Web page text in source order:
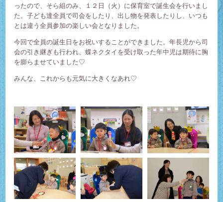
ったので、そら組のみ、１２日（火）に保育室で誕生会を行いまし
た。子ども達全員で司会をしたり、出し物を発表したりし、いつも
とは違う全員参加の楽しい会となりました。
今回で全員の誕生日をお祝いすることができました。年長児から司
会の引き継ぎも行われ、蝶ネクタイを受け取った年中児は期待に胸
を膨らませていました♡
みんな、これからも元気に大きくなあれ♡